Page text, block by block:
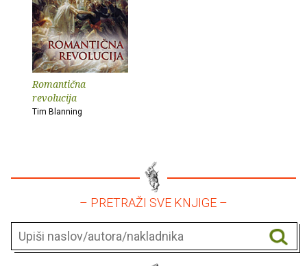
Romantična
revolucija
Tim Blanning
– PRETRAŽI SVE KNJIGE –